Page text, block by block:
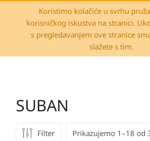
Koristimo kolačiće u svrhu
korisničkog iskustva na stranici.
s pregledavanjem ove stranice
slažete s tim.
SUBAN
Filter Prikazujemo 1–18 od